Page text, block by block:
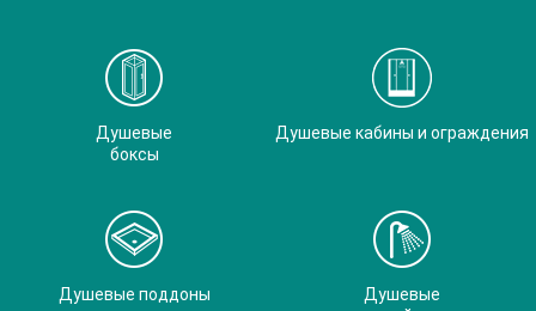
Душевые
боксы
Душевые кабины и ограждения
Душевые поддоны
Душевые